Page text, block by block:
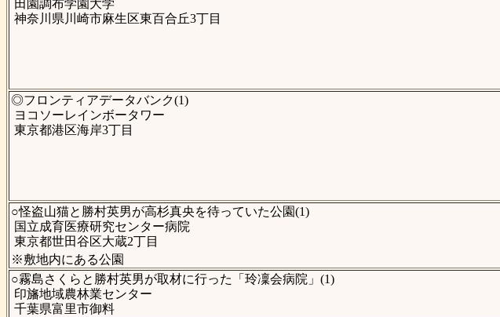
田園調布学園大学
神奈川県川崎市麻生区東百合丘3丁目
◎フロンティアデータバンク(1)
ヨコソーレインボータワー
東京都港区海岸3丁目
○怪盗山猫と勝村英男が高杉真央を待っていた公園(1)
国立成育医療研究センター病院
東京都世田谷区大蔵2丁目
※敷地内にある公園
○霧島さくらと勝村英男が取材に行った「玲凜会病院」(1)
印旛地域農林業センター
千葉県富里市御料